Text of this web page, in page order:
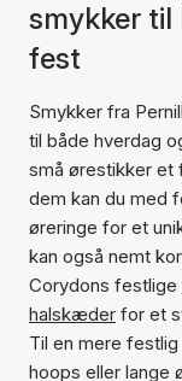
smykker til
fest
Smykker fra
til både hverdag
små ørestikker et
dem kan du med
øreringe for et
kan også nemt
Corydons festlige
halskæder for et
Til en mere
hoops eller lange